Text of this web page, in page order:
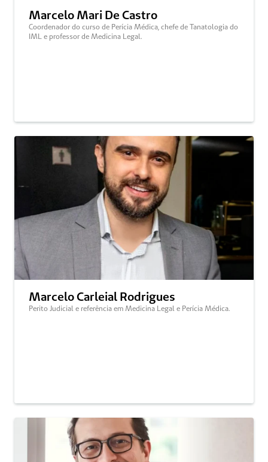
Marcelo Mari De Castro
Coordenador do curso de Perícia Médica, chefe de Tanatologia do
IML e professor de Medicina Legal.
Marcelo Carleial Rodrigues
Perito Judicial e referência em Medicina Legal e Perícia Médica.